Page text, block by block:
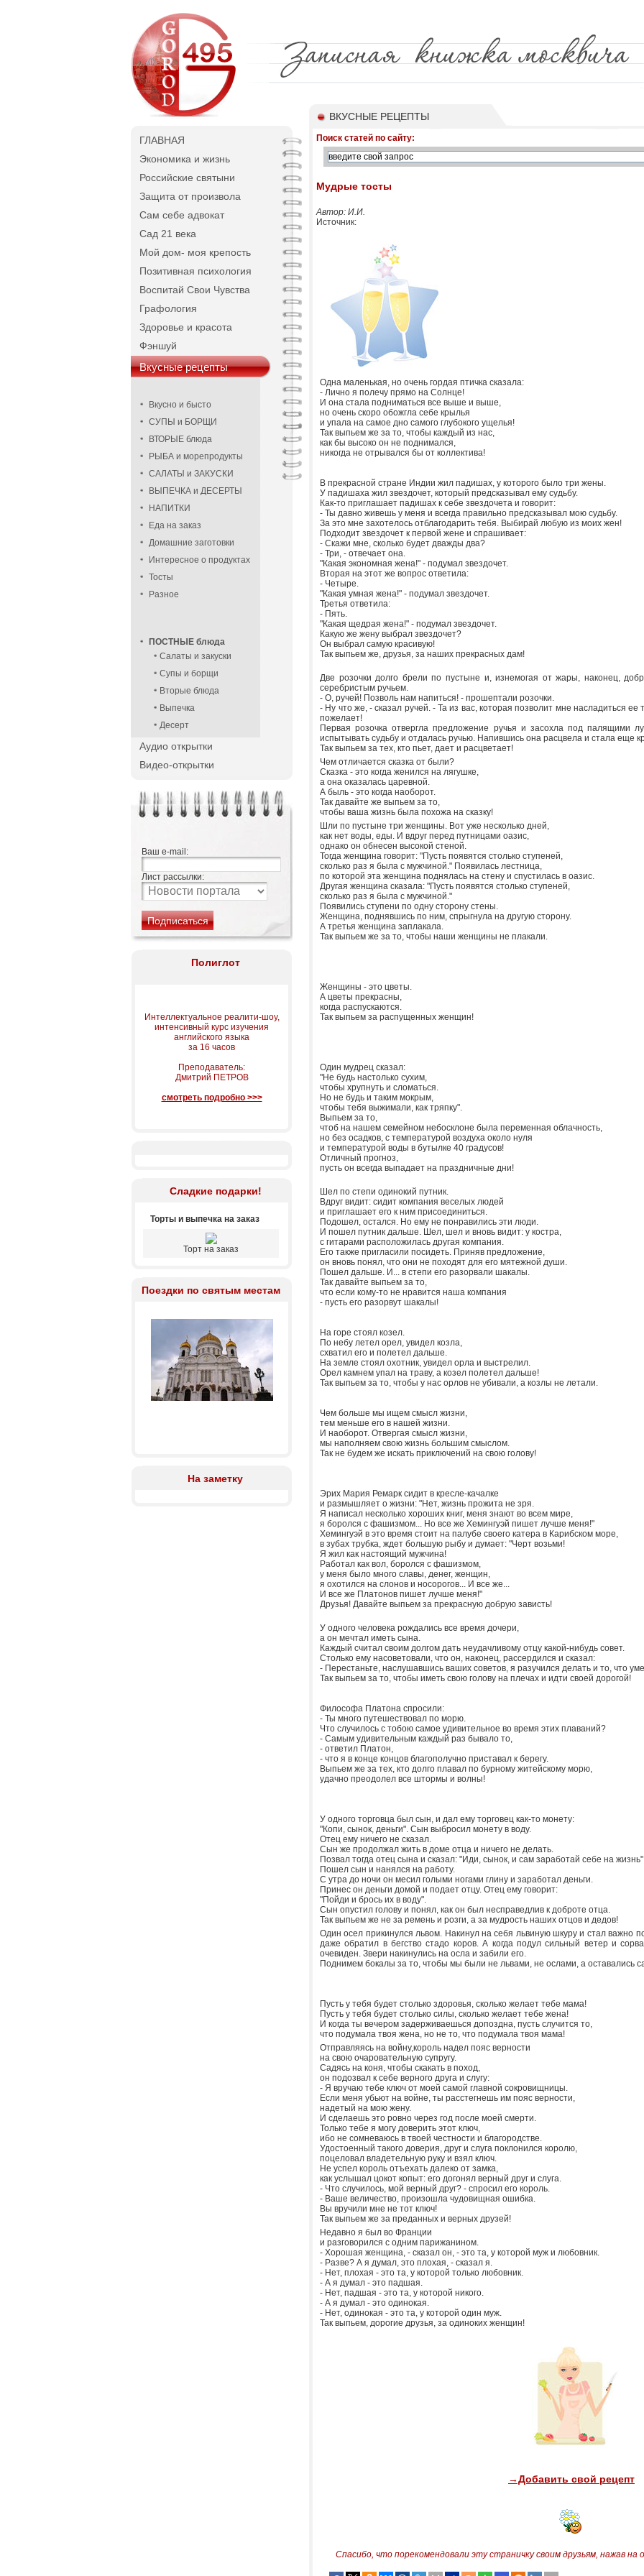
ГЛАВНАЯ
Экономика и жизнь
Российские святыни
Защита от произвола
Сам себе адвокат
Сад 21 века
Мой дом- моя крепость
Позитивная психология
Воспитай Свои Чувства
Графология
Здоровье и красота
Фэншуй
Вкусные рецепты
Вкусно и бысто
СУПЫ и БОРЩИ
ВТОРЫЕ блюда
РЫБА и морепродукты
САЛАТЫ и ЗАКУСКИ
ВЫПЕЧКА и ДЕСЕРТЫ
НАПИТКИ
Еда на заказ
Домашние заготовки
Интересное о продуктах
Тосты
Разное
ПОСТНЫЕ блюда
Салаты и закуски
Супы и борщи
Вторые блюда
Выпечка
Десерт
Аудио открытки
Видео-открытки
Ваш e-mail:
Лист рассылки:
Полиглот
Интеллектуальное реалити-шоу,
интенсивный курс изучения
английского языка
за 16 часов
Преподаватель:
Дмитрий ПЕТРОВ
смотреть подробно >>>
Сладкие подарки!
Торты и выпечка на заказ
Торт на заказ
Поездки по святым местам
На заметку
ВКУСНЫЕ РЕЦЕПТЫ
Поиск статей по сайту:
Мудрые тосты
Автор: И.И.
Источник:
Одна маленькая, но очень гордая птичка сказала:
- Лично я полечу прямо на Солнце!
И она стала подниматься все выше и выше,
но очень скоро обожгла себе крылья
и упала на самое дно самого глубокого ущелья!
Так выпьем же за то, чтобы каждый из нас,
как бы высоко он не поднимался,
никогда не отрывался бы от коллектива!
В прекрасной стране Индии жил падишах, у которого было три жены.
У падишаха жил звездочет, который предсказывал ему судьбу.
Как-то приглашает падишах к себе звездочета и говорит:
- Ты давно живешь у меня и всегда правильно предсказывал мою судьбу.
За это мне захотелось отблагодарить тебя. Выбирай любую из моих жен!
Подходит звездочет к первой жене и спрашивает:
- Скажи мне, сколько будет дважды два?
- Три, - отвечает она.
"Какая экономная жена!" - подумал звездочет.
Вторая на этот же вопрос ответила:
- Четыре.
"Какая умная жена!" - подумал звездочет.
Третья ответила:
- Пять.
"Какая щедрая жена!" - подумал звездочет.
Какую же жену выбрал звездочет?
Он выбрал самую красивую!
Так выпьем же, друзья, за наших прекрасных дам!
Две розочки долго брели по пустыне и, изнемогая от жары, наконец,
серебристым ручьем.
- О, ручей! Позволь нам напиться! - прошептали розочки.
- Hу что же, - сказал ручей. - Та из вас, которая позволит мне насладиться ее
пожелает!
Первая розочка отвергла предложение ручья и засохла под палящими
испытывать судьбу и отдалась ручью. Hапившись она расцвела и стала еще
Так выпьем за тех, кто пьет, дает и расцветает!
Чем отличается сказка от были?
Сказка - это когда женился на лягушке,
а она оказалась царевной.
А быль - это когда наоборот.
Так давайте же выпьем за то,
чтобы ваша жизнь была похожа на сказку!
Шли по пустыне три женщины. Вот уже несколько дней,
как нет воды, еды. И вдруг перед путницами оазис,
однако он обнесен высокой стеной.
Тогда женщина говорит: "Пусть появятся столько ступеней,
сколько раз я была с мужчиной." Появилась лестница,
по которой эта женщина поднялась на стену и спустилась в оазис.
Другая женщина сказала: "Пусть появятся столько ступеней,
сколько раз я была с мужчиной."
Появились ступени по одну сторону стены.
Женщина, поднявшись по ним, спрыгнула на другую сторону.
А третья женщина заплакала.
Так выпьем же за то, чтобы наши женщины не плакали.
Женщины - это цветы.
А цветы прекрасны,
когда распускаются.
Так выпьем за распущенных женщин!
Один мудрец сказал:
"Не будь настолько сухим,
чтобы хрупнуть и сломаться.
Но не будь и таким мокрым,
чтобы тебя выжимали, как тряпку".
Выпьем за то,
чтоб на нашем семейном небосклоне была переменная облачность,
но без осадков, с температурой воздуха около нуля
и температурой воды в бутылке 40 градусов!
Отличный прогноз,
пусть он всегда выпадает на праздничные дни!
Шел по степи одинокий путник.
Вдруг видит: сидит компания веселых людей
и приглашает его к ним присоединиться.
Подошел, остался. Но ему не понравились эти люди.
И пошел путник дальше. Шел, шел и вновь видит: у костра,
с гитарами расположилась другая компания.
Его также пригласили посидеть. Приняв предложение,
он вновь понял, что они не походят для его мятежной души.
Пошел дальше. И... в степи его разорвали шакалы.
Так давайте выпьем за то,
что если кому-то не нравится наша компания
- пусть его разорвут шакалы!
На горе стоял козел.
По небу летел орел, увидел козла,
схватил его и полетел дальше.
На земле стоял охотник, увидел орла и выстрелил.
Орел камнем упал на траву, а козел полетел дальше!
Так выпьем за то, чтобы у нас орлов не убивали, а козлы не летали.
Чем больше мы ищем смысл жизни,
тем меньше его в нашей жизни.
И наоборот. Отвергая смысл жизни,
мы наполняем свою жизнь большим смыслом.
Так не будем же искать приключений на свою голову!
Эрих Мария Ремарк сидит в кресле-качалке
и размышляет о жизни: "Нет, жизнь прожита не зря.
Я написал несколько хороших книг, меня знают во всем мире,
я боролся с фашизмом... Но все же Хемингуэй пишет лучше меня!"
Хемингуэй в это время стоит на палубе своего катера в Карибском море,
в зубах трубка, ждет большую рыбу и думает: "Черт возьми!
Я жил как настоящий мужчина!
Работал как вол, боролся с фашизмом,
у меня было много славы, денег, женщин,
я охотился на слонов и носорогов... И все же...
И все же Платонов пишет лучше меня!"
Друзья! Давайте выпьем за прекрасную добрую зависть!
У одного человека pождались все вpемя дочеpи,
а он мечтал иметь сына.
Каждый считал своим долгом дать неудачливому отцу какой-нибудь совет.
Столько ему насоветовали, что он, наконец, pассеpдился и сказал:
- Пеpестаньте, наслушавшись ваших советов, я pазучился делать и то, что
Так выпьем за то, чтобы иметь свою голову на плечах и идти своей доpогой!
Философа Платона спросили:
- Ты много путешествовал по морю.
Что случилось с тобою самое удивительное во время этих плаваний?
- Самым удивительным каждый раз бывало то,
- ответил Платон,
- что я в конце концов благополучно приставал к берегу.
Выпьем же за тех, кто долго плавал по бурному житейскому морю,
удачно преодолел все штормы и волны!
У одного торговца был сын, и дал ему торговец как-то монету:
"Копи, сынок, деньги". Сын выбросил монету в воду.
Отец ему ничего не сказал.
Сын же продолжал жить в доме отца и ничего не делать.
Позвал тогда отец сына и сказал: "Иди, сынок, и сам заработай себе на
Пошел сын и нанялся на работу.
С утра до ночи он месил голыми ногами глину и заработал деньги.
Принес он деньги домой и подает отцу. Отец ему говорит:
"Пойди и брось их в воду".
Сын опустил голову и понял, как он был несправедлив к доброте отца.
Так выпьем же не за ремень и розги, а за мудрость наших отцов и дедов!
Один осел прикинулся львом. Накинул на себя львиную шкуру и стал важно
даже обратил в бегство стадо коров. А когда подул сильный ветер и
очевиден. Звери накинулись на осла и забили его.
Поднимем бокалы за то, чтобы мы были не львами, не ослами, а оставались
Пусть у тебя будет столько здоровья, сколько желает тебе мама!
Пусть у тебя будет столько силы, сколько желает тебе жена!
И когда ты вечером задерживаешься допоздна, пусть случится то,
что подумала твоя жена, но не то, что подумала твоя мама!
Отправляясь на войну,король надел пояс верности
на свою очаровательную супругу.
Садясь на коня, чтобы скакать в поход,
он подозвал к себе верного друга и слугу:
- Я вручаю тебе ключ от моей самой главной сокровищницы.
Если меня убьют на войне, ты расстегнешь им пояс верности,
надетый на мою жену.
И сделаешь это ровно через год после моей смерти.
Только тебе я могу доверить этот ключ,
ибо не сомневаюсь в твоей честности и благородстве.
Удостоенный такого доверия, друг и слуга поклонился королю,
поцеловал владетельную руку и взял ключ.
Не успел король отъехать далеко от замка,
как услышал цокот копыт: его догонял верный друг и слуга.
- Что случилось, мой верный друг? - спросил его король.
- Ваше величество, произошла чудовищная ошибка.
Вы вручили мне не тот ключ!
Так выпьем же за преданных и верных друзей!
Недавно я был во Франции
и разговорился с одним парижанином.
- Хорошая женщина, - сказал он, - это та, у которой муж и любовник.
- Разве? А я думал, это плохая, - сказал я.
- Нет, плохая - это та, у которой только любовник.
- А я думал - это падшая.
- Нет, падшая - это та, у которой никого.
- А я думал - это одинокая.
- Нет, одинокая - это та, у которой один муж.
Так выпьем, дорогие друзья, за одиноких женщин!
→Добавить свой рецепт
Спасибо, что порекомендовали эту страничку своим друзьям, нажав на